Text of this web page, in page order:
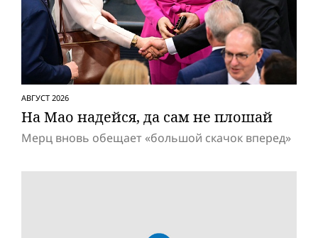
АВГУСТ 2026
На Мао надейся, да сам не плошай
Мерц вновь обещает «большой скачок вперед»